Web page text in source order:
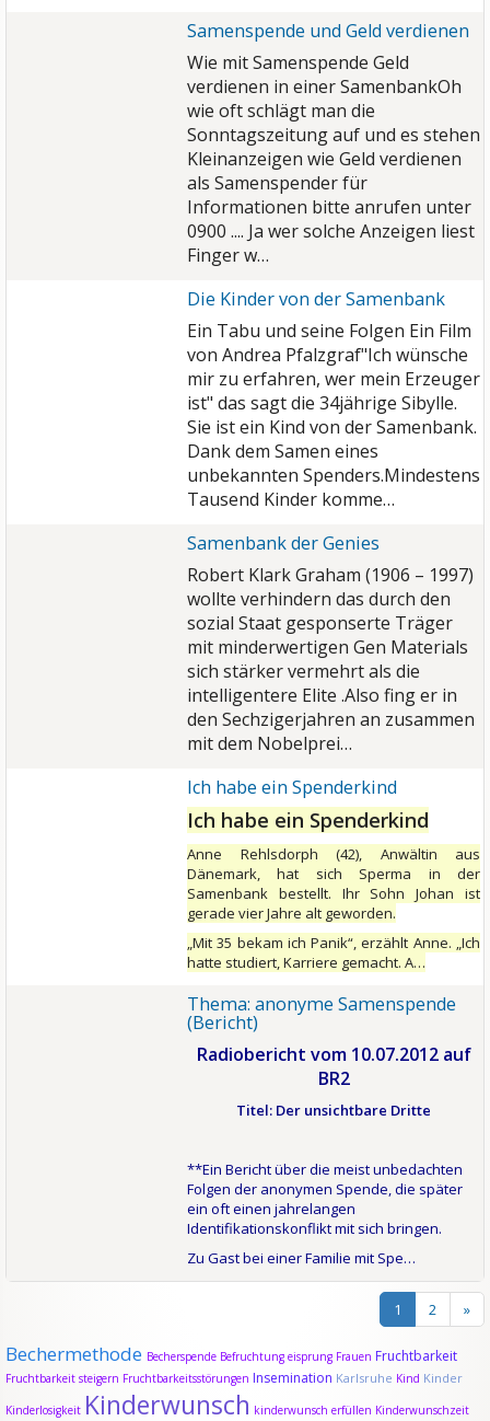
Samenspende und Geld verdienen
Wie mit Samenspende Geld
verdienen in einer SamenbankOh
wie oft schlägt man die
Sonntagszeitung auf und es stehen
Kleinanzeigen wie Geld verdienen
als Samenspender für
Informationen bitte anrufen unter
0900 .... Ja wer solche Anzeigen liest
Finger w…
Die Kinder von der Samenbank
Ein Tabu und seine Folgen Ein Film
von Andrea Pfalzgraf"Ich wünsche
mir zu erfahren, wer mein Erzeuger
ist" das sagt die 34jährige Sibylle.
Sie ist ein Kind von der Samenbank.
Dank dem Samen eines
unbekannten Spenders.Mindestens
Tausend Kinder komme…
Samenbank der Genies
Robert Klark Graham (1906 – 1997)
wollte verhindern das durch den
sozial Staat gesponserte Träger
mit minderwertigen Gen Materials
sich stärker vermehrt als die
intelligentere Elite .Also fing er in
den Sechzigerjahren an zusammen
mit dem Nobelprei…
Ich habe ein Spenderkind
Ich habe ein Spenderkind
Anne Rehlsdorph (42), Anwältin aus
Dänemark, hat sich Sperma in der
Samenbank bestellt. Ihr Sohn Johan ist
gerade vier Jahre alt geworden.
„Mit 35 bekam ich Panik“, erzählt Anne. „Ich
hatte studiert, Karriere gemacht. A…
Thema: anonyme Samenspende
(Bericht)
Radiobericht vom 10.07.2012 auf
BR2
Titel: Der unsichtbare Dritte
**Ein Bericht über die meist unbedachten
Folgen der anonymen Spende, die später
ein oft einen jahrelangen
Identifikationskonflikt mit sich bringen.
Zu Gast bei einer Familie mit Spe…
1 2 »
Bechermethode Becherspende Befruchtung eisprung Frauen Fruchtbarkeit
Fruchtbarkeit steigern Fruchtbarkeitsstörungen Insemination Karlsruhe Kind Kinder
Kinderlosigkeit Kinderwunsch kinderwunsch erfüllen Kinderwunschzeit